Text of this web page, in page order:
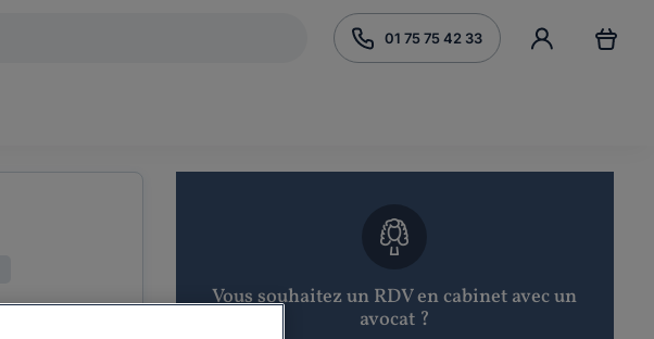
01 75 75 42 33
Vous souhaitez un RDV en cabinet avec un
avocat ?